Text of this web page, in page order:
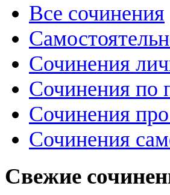
Все сочинения
Сочинения
Сочинения по
Сочинения
Сочинения
Свежие